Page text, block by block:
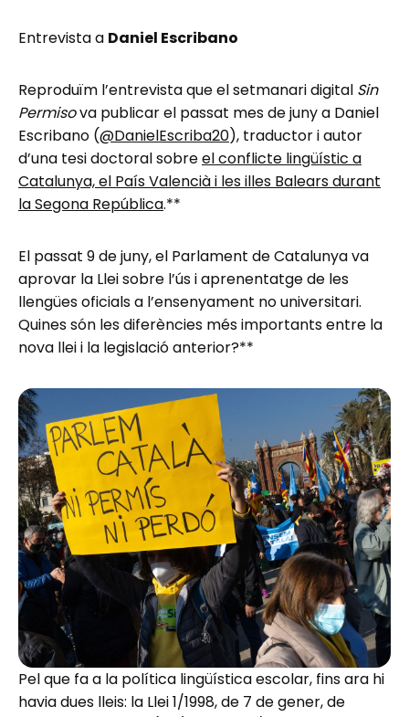
Entrevista a Daniel Escribano
Reproduïm l’entrevista que el setmanari digital Sin
Permisova publicar el passat mes de juny a Daniel
Escribano (@DanielEscriba20), traductor i autor
d’una tesi doctoral sobreel conflicte lingüístic a
Catalunya, el País Valencià i les illes Balears durant
la Segona República.**
El passat 9 de juny, el Parlament de Catalunya va
aprovar la Llei sobre l’ús i aprenentatge de les
llengües oficials a l’ensenyament no universitari.
Quines són les diferències més importants entre la
nova llei i la legislació anterior?**
Pel que fa a la política lingüística escolar, fins ara hi
havia dues lleis: la Llei 1/1998, de 7 de gener, de